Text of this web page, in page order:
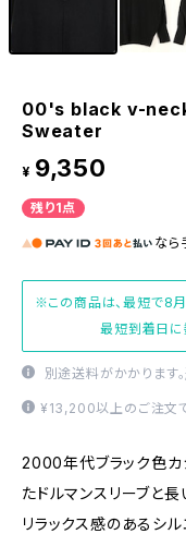
00's black v-
Sweater
¥ 9,350
残り1点
なら
※この商品は、最短で8
最短到着日に
別途送料がかかります。
¥13,200以上のご注文
2000年代ブラック色カ
たドルマンスリーブと
リラックス感のあるシ